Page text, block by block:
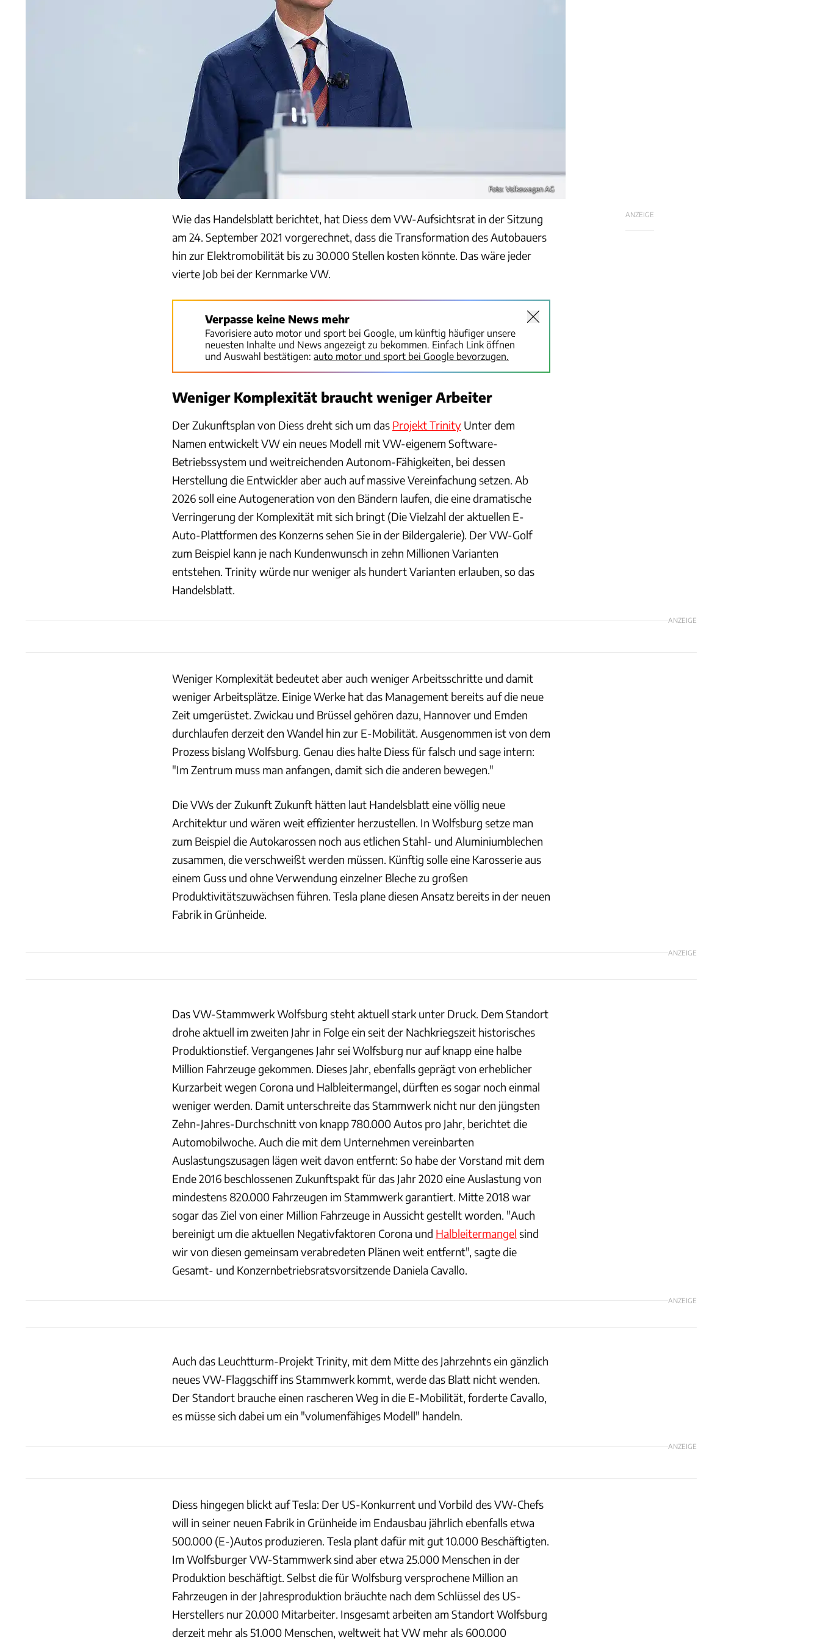
Foto: Volkswagen AG
ANZEIGE
Wie das Handelsblatt berichtet, hat Diess dem VW-Aufsichtsrat in der Sitzung
am 24. September 2021 vorgerechnet, dass die Transformation des Autobauers
hin zur Elektromobilität bis zu 30.000 Stellen kosten könnte. Das wäre jeder
vierte Job bei der Kernmarke VW.
Verpasse keine News mehr
Favorisiere auto motor und sport bei Google, um künftig häufiger unsere
neuesten Inhalte und News angezeigt zu bekommen. Einfach Link öffnen
und Auswahl bestätigen: auto motor und sport bei Google bevorzugen.
Weniger Komplexität braucht weniger Arbeiter
Der Zukunftsplan von Diess dreht sich um das Projekt Trinity Unter dem
Namen entwickelt VW ein neues Modell mit VW-eigenem Software-
Betriebssystem und weitreichenden Autonom-Fähigkeiten, bei dessen
Herstellung die Entwickler aber auch auf massive Vereinfachung setzen. Ab
2026 soll eine Autogeneration von den Bändern laufen, die eine dramatische
Verringerung der Komplexität mit sich bringt (Die Vielzahl der aktuellen E-
Auto-Plattformen des Konzerns sehen Sie in der Bildergalerie). Der VW-Golf
zum Beispiel kann je nach Kundenwunsch in zehn Millionen Varianten
entstehen. Trinity würde nur weniger als hundert Varianten erlauben, so das
Handelsblatt.
ANZEIGE
Weniger Komplexität bedeutet aber auch weniger Arbeitsschritte und damit
weniger Arbeitsplätze. Einige Werke hat das Management bereits auf die neue
Zeit umgerüstet. Zwickau und Brüssel gehören dazu, Hannover und Emden
durchlaufen derzeit den Wandel hin zur E-Mobilität. Ausgenommen ist von dem
Prozess bislang Wolfsburg. Genau dies halte Diess für falsch und sage intern:
"Im Zentrum muss man anfangen, damit sich die anderen bewegen."
Die VWs der Zukunft Zukunft hätten laut Handelsblatt eine völlig neue
Architektur und wären weit effizienter herzustellen. In Wolfsburg setze man
zum Beispiel die Autokarossen noch aus etlichen Stahl- und Aluminiumblechen
zusammen, die verschweißt werden müssen. Künftig solle eine Karosserie aus
einem Guss und ohne Verwendung einzelner Bleche zu großen
Produktivitätszuwächsen führen. Tesla plane diesen Ansatz bereits in der neuen
Fabrik in Grünheide.
ANZEIGE
Das VW-Stammwerk Wolfsburg steht aktuell stark unter Druck. Dem Standort
drohe aktuell im zweiten Jahr in Folge ein seit der Nachkriegszeit historisches
Produktionstief. Vergangenes Jahr sei Wolfsburg nur auf knapp eine halbe
Million Fahrzeuge gekommen. Dieses Jahr, ebenfalls geprägt von erheblicher
Kurzarbeit wegen Corona und Halbleitermangel, dürften es sogar noch einmal
weniger werden. Damit unterschreite das Stammwerk nicht nur den jüngsten
Zehn-Jahres-Durchschnitt von knapp 780.000 Autos pro Jahr, berichtet die
Automobilwoche. Auch die mit dem Unternehmen vereinbarten
Auslastungszusagen lägen weit davon entfernt: So habe der Vorstand mit dem
Ende 2016 beschlossenen Zukunftspakt für das Jahr 2020 eine Auslastung von
mindestens 820.000 Fahrzeugen im Stammwerk garantiert. Mitte 2018 war
sogar das Ziel von einer Million Fahrzeuge in Aussicht gestellt worden. "Auch
bereinigt um die aktuellen Negativfaktoren Corona und Halbleitermangel sind
wir von diesen gemeinsam verabredeten Plänen weit entfernt", sagte die
Gesamt- und Konzernbetriebsratsvorsitzende Daniela Cavallo.
ANZEIGE
Auch das Leuchtturm-Projekt Trinity, mit dem Mitte des Jahrzehnts ein gänzlich
neues VW-Flaggschiff ins Stammwerk kommt, werde das Blatt nicht wenden.
Der Standort brauche einen rascheren Weg in die E-Mobilität, forderte Cavallo,
es müsse sich dabei um ein "volumenfähiges Modell" handeln.
ANZEIGE
Diess hingegen blickt auf Tesla: Der US-Konkurrent und Vorbild des VW-Chefs
will in seiner neuen Fabrik in Grünheide im Endausbau jährlich ebenfalls etwa
500.000 (E-)Autos produzieren. Tesla plant dafür mit gut 10.000 Beschäftigten.
Im Wolfsburger VW-Stammwerk sind aber etwa 25.000 Menschen in der
Produktion beschäftigt. Selbst die für Wolfsburg versprochene Million an
Fahrzeugen in der Jahresproduktion bräuchte nach dem Schlüssel des US-
Herstellers nur 20.000 Mitarbeiter. Insgesamt arbeiten am Standort Wolfsburg
derzeit mehr als 51.000 Menschen, weltweit hat VW mehr als 600.000